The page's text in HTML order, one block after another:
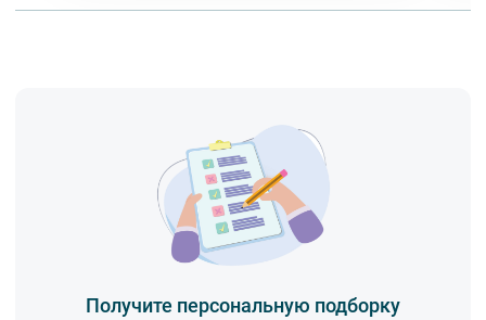
Получите персональную подборку